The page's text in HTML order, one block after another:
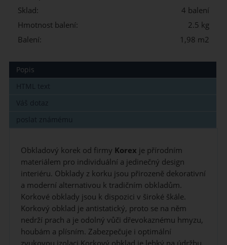
Sklad:
4 balení
Hmotnost balení:
2.5 kg
Balení:
1,98 m2
Popis
HTML text
Váš dotaz
poslat známému
Obkladový korek od firmy Korex je přírodním
materiálem pro individuální a jedinečný design
interiéru. Obklady z korku jsou přirozeně dekorativní
a moderní alternativou k tradičním obkladům.
Korkové obklady jsou k dispozici v široké škále.
Korkový obklad je antistatický, proto se na něm
nedrží prach a je odolný vůči dřevokaznému hmyzu,
houbám a plísním. Zabezpečuje i optimální